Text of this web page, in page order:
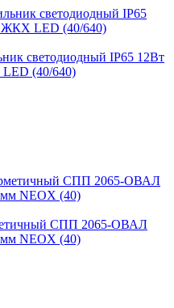
светодиодный IP65 12Вт
(40/640)
СПП 2065-ОВАЛ
NEOX (40)